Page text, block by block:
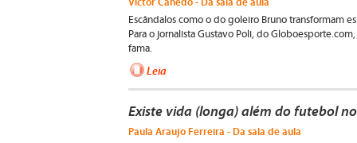
Escândalos como o do goleiro Bruno transformam
Para o jornalista Gustavo Poli, do
fama.
Leia
Existe vida (longa) além do futebol
Paula Araujo Ferreira - Da sala de aula